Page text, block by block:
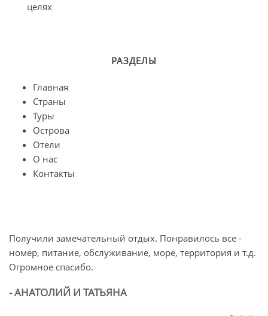
целях
РАЗДЕЛЫ
Главная
Страны
Туры
Острова
Отели
О нас
Контакты
Получили замечательный отдых. Понравилось все -
номер, питание, обслуживание, море, территория и т.д.
Огромное спасибо.
- АНАТОЛИЙ И ТАТЬЯНА